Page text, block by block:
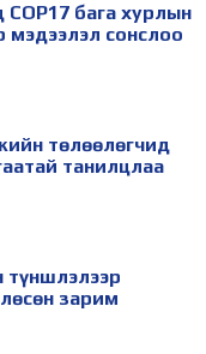
бага хурлын
мэдээлэл сонслоо
төлөөлөгчид
танилцлаа
түншлэлээр
зарим